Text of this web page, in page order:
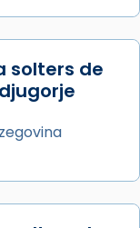
amb el
que
el primer
per
solters de